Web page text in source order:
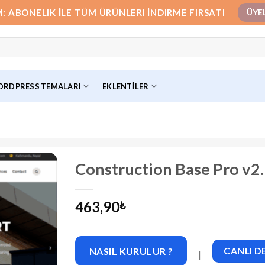
ABONELIK İLE TÜM ÜRÜNLERI İNDIRME FIRSATI
TEMALARI EKLENTILER
Construction Base Pro
463,90₺
NASIL KURULUR ? | CANLI